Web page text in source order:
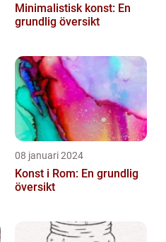
Minimalistisk konst: En
grundlig översikt
08 januari 2024
Konst i Rom: En grundlig
översikt